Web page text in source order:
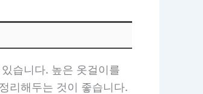
습니다. 높은 옷걸이를
리해두는 것이 좋습니다.